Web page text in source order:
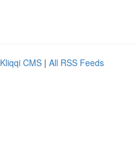
Kliqqi CMS | All RSS Feeds